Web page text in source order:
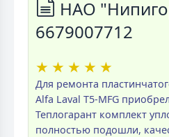
НАО
6679007712
★ ★ ★ ★ ★
Для ремонта
Alfa Laval T5-MFG
Теплогарант комплект
полностью подошли,